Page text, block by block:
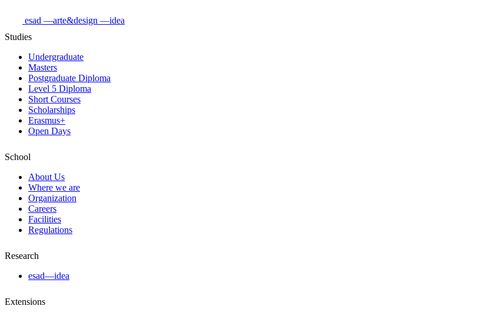
esad —arte&design —idea
Studies
Undergraduate
Masters
Postgraduate Diploma
Level 5 Diploma
Short Courses
Scholarships
Erasmus+
Open Days
School
About Us
Where we are
Organization
Careers
Facilities
Regulations
Research
esad—idea
Extensions